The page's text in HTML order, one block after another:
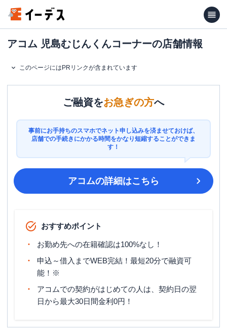
アコム 児島むじんくんコーナーの店舗情報
このページにはPRリンクが含まれています
ご融資をお急ぎの方へ
事前にお手持ちのスマホでネット申し込みを済ませておけば、
店舗での手続きにかかる時間をかなり短縮することができま
す！
アコムの詳細はこちら
おすすめポイント
お勤め先への在籍確認は100%なし！
申込～借入までWEB完結！最短20分で融資可
能！※
アコムでの契約がはじめての人は、契約日の翌
日から最大30日間金利0円！